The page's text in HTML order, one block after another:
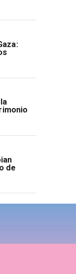
de